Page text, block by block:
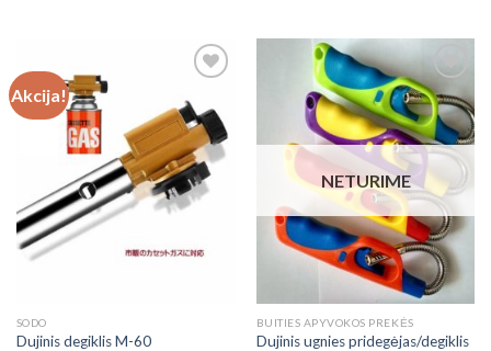
Akcija!
Wishlist
SODO
Dujinis degiklis M-60
Add to
Wishlist
NETURIME
BUITIES APYVOKOS PREKĖS
Dujinis ugnies pridegėjas/degiklis